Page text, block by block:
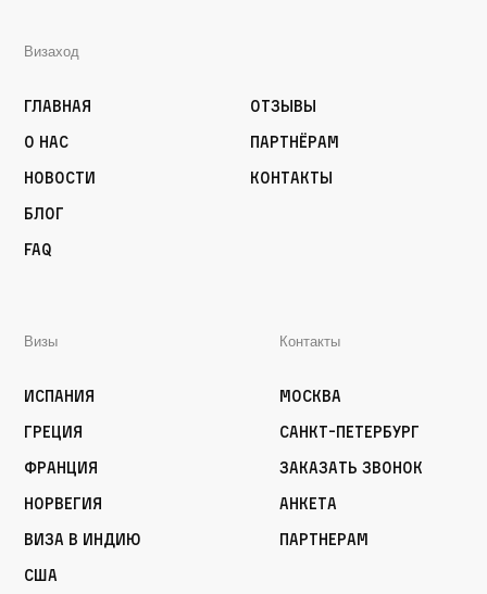
Визаход
Главная
О нас
Новости
Блог
FAQ
Отзывы
Партнёрам
Контакты
Визы
Испания
Греция
Франция
Норвегия
Виза в Индию
США
Контакты
Москва
Санкт-Петербург
Заказать звонок
Анкета
Партнерам